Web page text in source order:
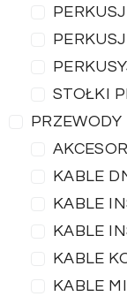
STOŁKI
PRZEWODY
KABLE
KABLE
KABLE
KABLE
KABLE